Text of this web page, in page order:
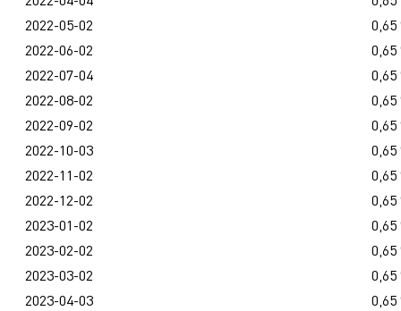
2022-05-02
0,65
2022-06-02
0,65
2022-07-04
0,65
2022-08-02
0,65
2022-09-02
0,65
2022-10-03
0,65
2022-11-02
0,65
2022-12-02
0,65
2023-01-02
0,65
2023-02-02
0,65
2023-03-02
0,65
2023-04-03
0,65